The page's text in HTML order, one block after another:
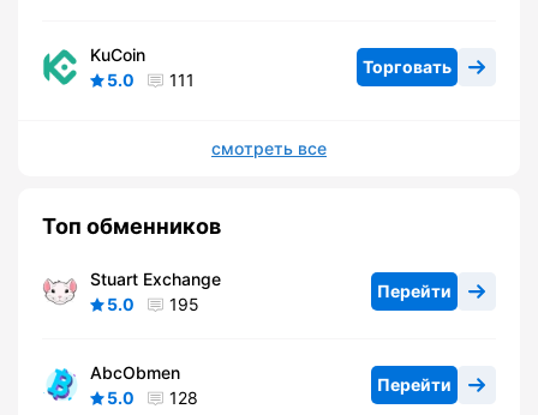
KuCoin
5.0
111
Торговать
смотреть все
Топ обменников
Stuart Exchange
5.0
195
Перейти
AbcObmen
5.0
128
Перейти